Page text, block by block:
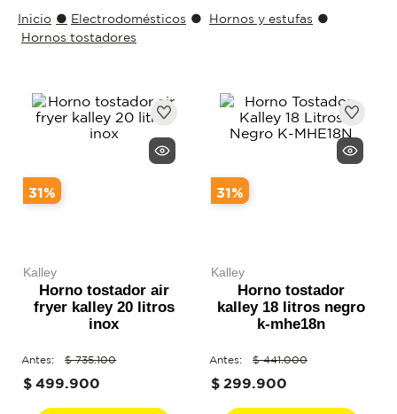
Electrodomésticos
Hornos y estufas
Hornos tostadores
31%
kalley
Horno tostador air
fryer kalley 20 litros
inox
$ 735.100
$ 499 900
31%
kalley
Horno tostador
kalley 18 litros negro
k-mhe18n
$ 441.000
$ 299 900